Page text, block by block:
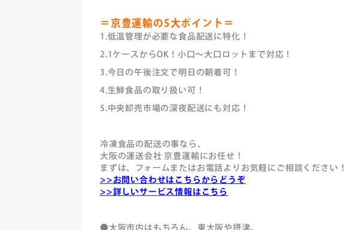
＝京豊運輸の5大ポイント＝
1.低温管理が必要な食品配送に特化！
2.1ケースからOK！小口～大口ロットまで対応！
3.今日の午後注文で明日の朝着可！
4.生鮮食品の取り扱い可！
5.中央卸売市場の深夜配送にも対応！
冷凍食品の配送の事なら、
大阪の運送会社 京豊運輸にお任せ！
まずは、フォームまたはお電話よりお気軽にご相談ください！
>>お問い合わせはこちらからどうぞ
>>詳しいサービス情報はこちら